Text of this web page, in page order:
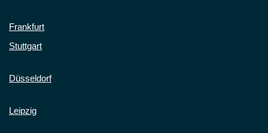
Frankfurt
Stuttgart
Düsseldorf
Leipzig